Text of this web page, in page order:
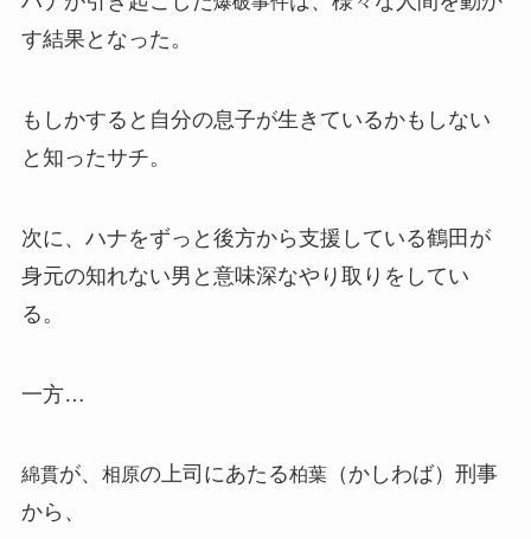
す結果となった。
もしかすると自分の息子が生きているかもしない
と知ったサチ。
次に、ハナをずっと後方から支援している鶴田が
身元の知れない男と意味深なやり取りをしてい
る。
一方…
綿貫が、 相原の上司にあたる柏葉（かしわば）刑事
から、